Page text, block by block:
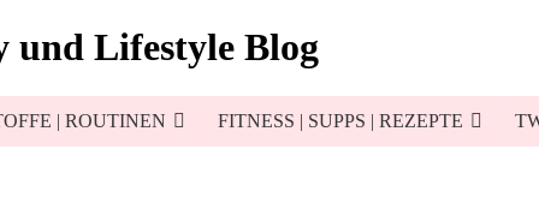
und Lifestyle Blog
| ROUTINEN FITNESS | SUPPS | REZEPTE